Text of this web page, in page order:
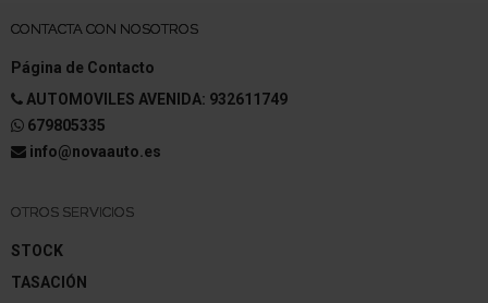
CONTACTA CON NOSOTROS
Página de Contacto
AUTOMOVILES AVENIDA: 932611749
679805335
info@novaauto.es
OTROS SERVICIOS
STOCK
TASACIÓN